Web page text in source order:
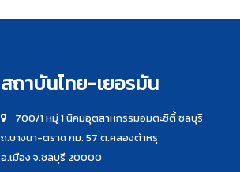
สถาบันไทย-เยอรมัน
700/1 หมู่ 1 นิคมอุตสาหกรรมอมตะซิตี้ ชลบุรี
ถ.บางนา-ตราด กม. 57 ต.คลองตำหรุ
อ.เมือง จ.ชลบุรี 20000